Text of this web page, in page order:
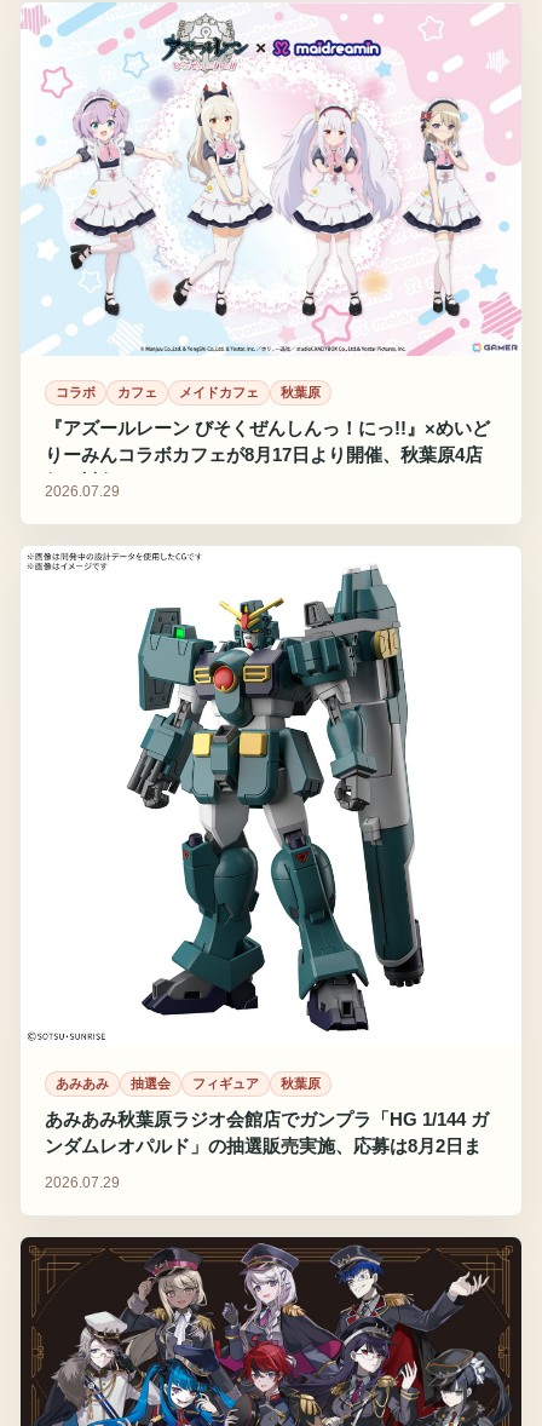
コラボ カフェ メイドカフェ 秋葉原
『アズールレーン びそくぜんしんっ！にっ!!』×めいど
りーみんコラボカフェが8月17日より開催、秋葉原4店
舗が対象
2026.07.29
あみあみ 抽選会 フィギュア 秋葉原
あみあみ秋葉原ラジオ会館店でガンプラ「HG 1/144 ガ
ンダムレオパルド」の抽選販売実施、応募は8月2日ま
で
2026.07.29